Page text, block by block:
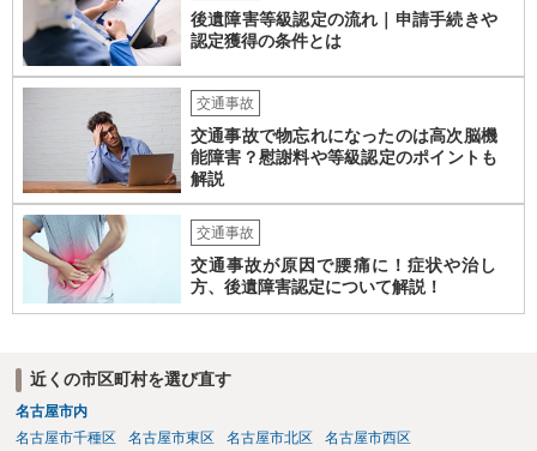
後遺障害等級認定の流れ｜申請手続きや
認定獲得の条件とは
交通事故
交通事故で物忘れになったのは高次脳機
能障害？慰謝料や等級認定のポイントも
解説
交通事故
交通事故が原因で腰痛に！症状や治し
方、後遺障害認定について解説！
近くの市区町村を選び直す
名古屋市内
名古屋市千種区
名古屋市東区 名古屋市北区
名古屋市西区